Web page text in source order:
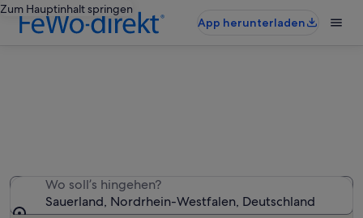
Zum Hauptinhalt springen
App herunterladen
Wo soll’s hingehen?
Sauerland, Nordrhein-Westfalen, Deutschland